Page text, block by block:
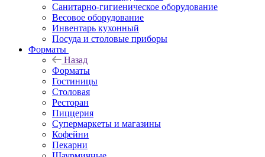
Санитарно-гигиеническое оборудование
Весовое оборудование
Инвентарь кухонный
Посуда и столовые приборы
Форматы
Назад
Форматы
Гостиницы
Столовая
Ресторан
Пиццерия
Супермаркеты и магазины
Кофейни
Пекарни